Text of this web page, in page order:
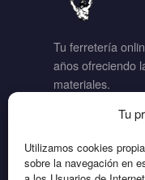
Tu
Utilizamos cookies
sobre la navegación en
Tu ferretería
años ofreciendo
materiales.